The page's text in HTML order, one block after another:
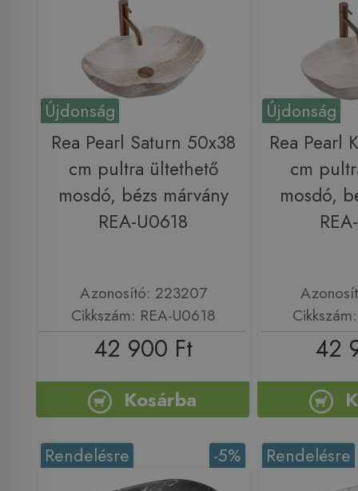
Újdonság
Rea Pearl Saturn 50x38
cm pultra ültethető
mosdó, bézs márvány
REA-U0618
Azonosító: 223207
Cikkszám: REA-U0618
42 900 Ft
Kosárba
Újdonság
Rea Pearl
cm
mosdó,
42
-5%
Rendelésre Rendelésre